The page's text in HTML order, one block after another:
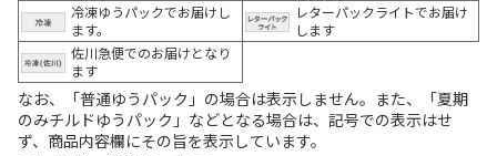
冷凍ゆうパックでお届けし
ます。
レターパックライトでお届け
します
佐川急便でのお届けとなり
ます
なお、「普通ゆうパック」の場合は表示しません。また、「夏期
のみチルドゆうパック」などとなる場合は、記号での表示はせ
ず、商品内容欄にその旨を表示しています。